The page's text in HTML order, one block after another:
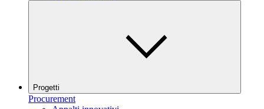
Progetti
Procurement